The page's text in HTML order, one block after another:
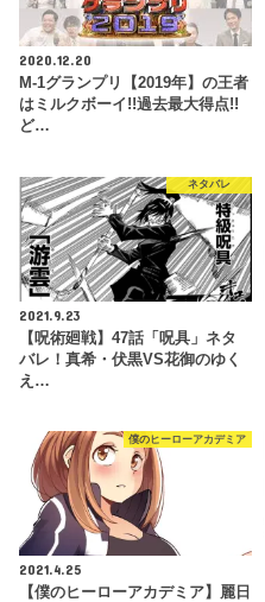
2020.12.20
M-1グランプリ【2019年】の王者
はミルクボーイ!!過去最大得点!!
ど…
ネタバレ
2021.9.23
【呪術廻戦】47話「呪具」ネタ
バレ！真希・伏黒VS花御のゆく
え…
僕のヒーローアカデミア
2021.4.25
【僕のヒーローアカデミア】麗日